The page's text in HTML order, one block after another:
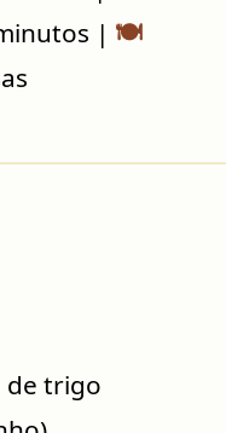
| 🍽️
de trigo